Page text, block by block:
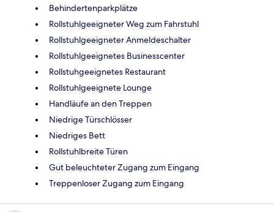
Behindertenparkplätze
Rollstuhlgeeigneter Weg zum Fahrstuhl
Rollstuhlgeeigneter Anmeldeschalter
Rollstuhlgeeignetes Businesscenter
Rollstuhgeeignetes Restaurant
Rollstuhlgeeignete Lounge
Handläufe an den Treppen
Niedrige Türschlösser
Niedriges Bett
Rollstuhlbreite Türen
Gut beleuchteter Zugang zum Eingang
Treppenloser Zugang zum Eingang